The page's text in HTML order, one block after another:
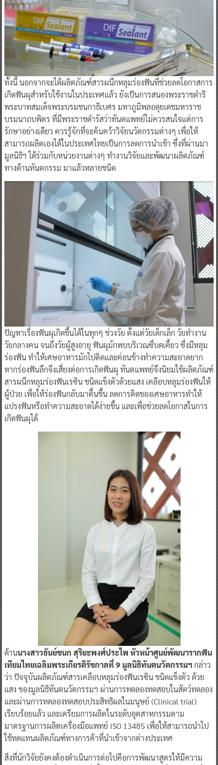
ทั้งนี้ นอกจากจะได้ผลิตภัณฑ์สารผนึกหลุมร่องฟันที่ช่วยลดโอกาสการ
เกิดฟันผุสำหรับใช้งานในประเทศแล้ว ยังเป็นการสนองพระราชดำริ
พระบาทสมเด็จพระบรมชนกาธิเบศร มหาภูมิพลอดุยเดชมหาราช
บรมนาถบพิตร ที่มีพระราชดำรัสว่าทันตแพทย์ไม่ควรสนใจแต่การ
รักษาอย่างเดียว ควรรู้จักที่จะค้นคว้าวิจัยนวัตกรรมต่างๆ เพื่อให้
สามารถผลิตเองได้ในประเทศไทยเป็นการลดการนำเข้า ซึ่งที่ผ่านมา
มูลนิธิฯ ได้ร่วมกับหน่วยงานต่างๆ ทำงานวิจัยและพัฒนาผลิตภัณฑ์
ทางด้านทันตกรรม มาแล้วหลายชนิด
ปัญหาเรื่องฟันผุเกิดขึ้นได้ในทุกๆ ช่วงวัย ตั้งแต่วัยเด็กเล็ก วัยทำงาน
วัยกลางคน จนถึงวัยผู้สูงอายุ ฟันผุมักพบบริเวณซี่บดเคี้ยว ซึ่งมีหลุม
ร่องฟัน ทำให้เศษอาหารมักไปติดและค่อนข้างทำความสะอาดยาก
หากร่องฟันลึกจึงเสี่ยงต่อการเกิดฟันผุ ทันตแพทย์จึงนิยมใช้ผลิตภัณฑ์
สารผนึกหลุมร่องฟันเรซิน ชนิดแข็งตัวด้วยแสง เคลือบหลุมร่องฟันให้
ผู้ป่วย เพื่อให้ร่องฟันกลับมาตื้นขึ้น ลดการติดของเศษอาหารทำให้
แปรงฟันหรือทำความสะอาดได้ง่ายขึ้น และเพื่อช่วยลดโอกาสในการ
เกิดฟันผุได้
ด้านนางสาวธันย์ชนก สุริยะพงศ์ประไพ หัวหน้าศูนย์พัฒนารากฟัน
เทียมไทยเฉลิมพระเกียรติรัชกาลที่ 9 มูลนิธิทันตนวัตกรรมฯกล่าว
ว่า ปัจจุบันผลิตภัณฑ์สารเคลือบหลุมร่องฟันเรซิน ชนิดแข็งตัว ด้วย
แสง ของมูลนิธิทันตนวัตกรรมฯ ผ่านการทดลองทดสอบในสัตว์ทดลอง
และผ่านการทดลองทดสอบประสิทธิผลในมนุษย์ (Clinical trial)
เรียบร้อยแล้ว และเตรียมการผลิตในระดับอุตสาหกรรมตาม
มาตรฐานการผลิตเครื่องมือแพทย์ ISO 13485 เพื่อให้สามารถนำไป
ใช้ทดแทนผลิตภัณฑ์ทางการค้าที่นำเข้าจากต่างประเทศ
สิ่งที่นักวิจัยยังคงต้องดำเนินการต่อไปคือการพัฒนาสูตรให้มีความ